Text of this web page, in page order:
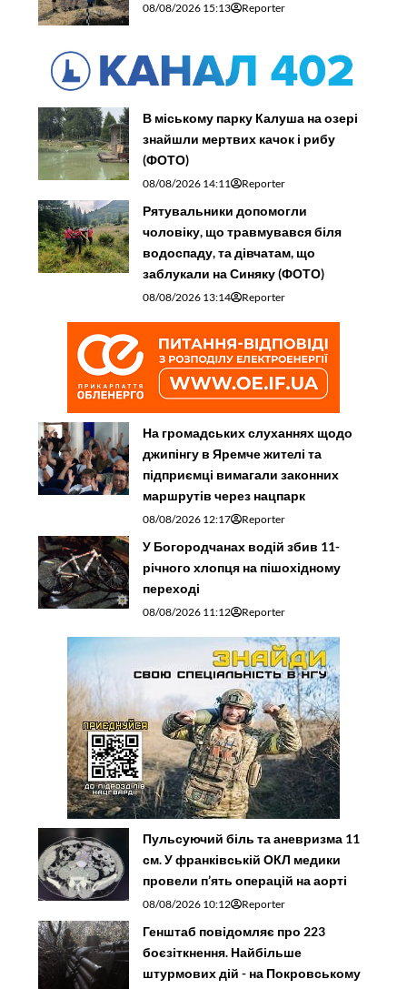
08/08/2026 15:13 Reporter
В міському парку Калуша на озері
знайшли мертвих качок і рибу
(ФОТО)
08/08/2026 14:11 Reporter
Рятувальники допомогли
чоловіку, що травмувався біля
водоспаду, та дівчатам, що
заблукали на Синяку (ФОТО)
08/08/2026 13:14 Reporter
На громадських слуханнях щодо
джипінгу в Яремче житeлі та
підприємці вимагали законних
маршрутів через нацпарк
08/08/2026 12:17 Reporter
У Богородчанах водій збив 11-
річного хлопця на пішохідному
переході
08/08/2026 11:12 Reporter
Пульсуючий біль та аневризма 11
см. У франківській ОКЛ медики
провели п’ять операцій на аорті
08/08/2026 10:12 Reporter
Генштаб повідомляє про 223
боєзіткнення. Найбільше
штурмових дій - на Покровському